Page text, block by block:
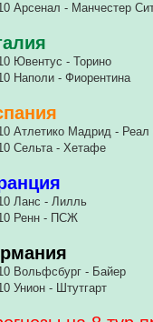
Арсенал - Манчестер
Ювентус - Торино
Наполи - Фиорентина
Атлетико Мадрид -
Сельта - Хетафе
Ланс - Лилль
Ренн - ПСЖ
Вольфсбург - Байер
Унион - Штутгарт